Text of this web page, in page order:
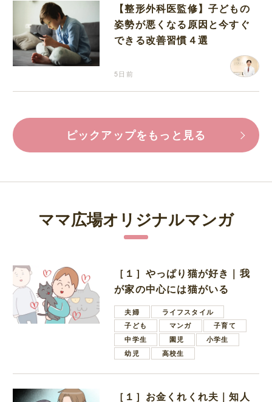
【整形外科医監修】子どもの
姿勢が悪くなる原因と今すぐ
できる改善習慣４選
5日前
ピックアップをもっと見る
ママ広場オリジナルマンガ
［１］やっぱり猫が好き｜我
が家の中心には猫がいる
夫婦
ライフスタイル
子ども
マンガ
子育て
中学生
園児
小学生
幼児
高校生
［１］お金くれくれ夫｜知人